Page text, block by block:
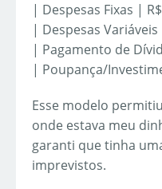
| Despesas Fixas |
| Despesas
| Pagamento de
| Poupança/
Esse modelo
onde estava meu
garanti que tinha
imprevistos.